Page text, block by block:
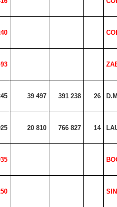
39 497 391 238 26
20 810 766 827 14